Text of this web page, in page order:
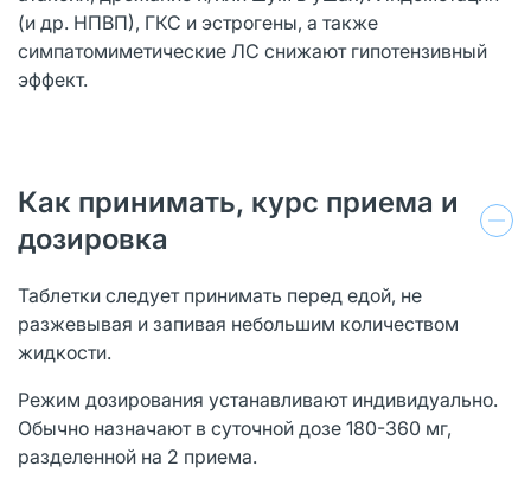
(и др. НПВП), ГКС и эстрогены, а также
симпатомиметические ЛС снижают гипотензивный
эффект.
Как принимать, курс приема и
дозировка
Таблетки следует принимать перед едой, не
разжевывая и запивая небольшим количеством
жидкости.
Режим дозирования устанавливают индивидуально.
Обычно назначают в суточной дозе 180-360 мг,
разделенной на 2 приема.